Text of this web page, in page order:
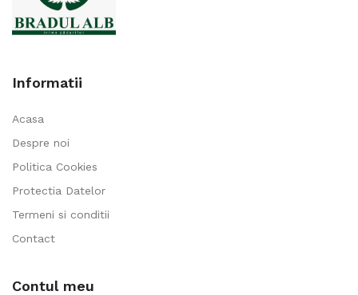
Informatii
Acasa
Despre noi
Politica Cookies
Protectia Datelor
Termeni si conditii
Contact
Contul meu